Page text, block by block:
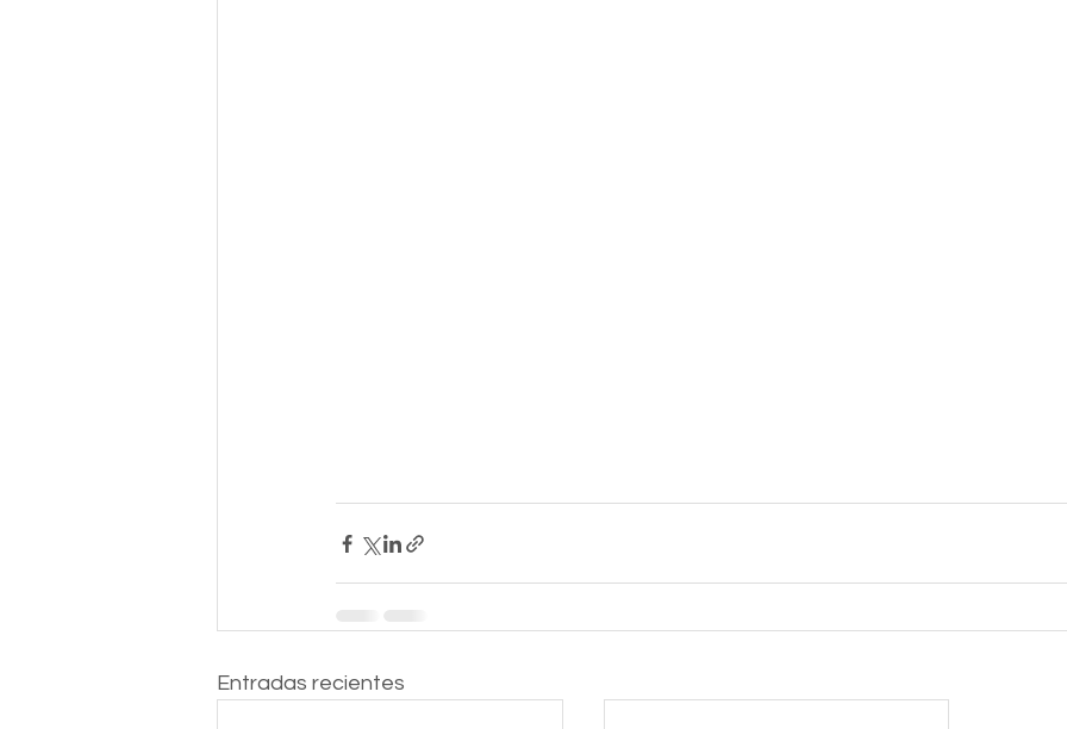
Entradas recientes